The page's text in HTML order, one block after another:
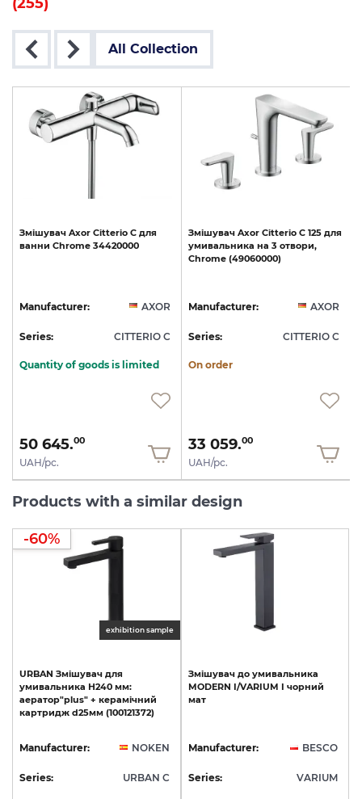
All Collection
Змішувач Axor Citterio C для
ванни Chrome 34420000
Manufacturer: AXOR
Series: CITTERIO C
Quantity of goods is limited
50 645.00
UAH/pc.
Змішувач Axor Citterio C 125 для
умивальника на 3 отвори,
Chrome (49060000)
Manufacturer: AXOR
Series: CITTERIO C
On order
33 059.00
UAH/pc.
Products with a similar design
exhibition sample
-60%
URBAN Змішувач для
умивальника Н240 мм:
аератор"plus" + керамічний
картридж d25мм (100121372)
Manufacturer: NOKEN
Series: URBAN C
Змішувач до умивальника
MODERN I/VARIUM I чорний
мат
Manufacturer: BESCO
Series: VARIUM